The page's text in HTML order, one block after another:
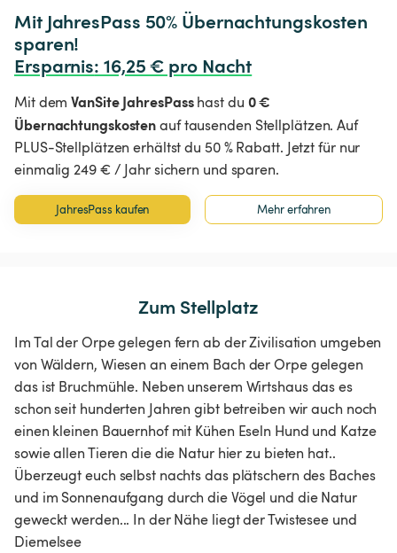
Mit JahresPass 50% Übernachtungskosten
Ersparnis: 16,25 € pro Nacht
Mit demVanSite JahresPasshast du 0 €
Übernachtungskostenauf tausenden Stellplätzen. Auf
PLUS-Stellplätzen erhältst du 50 % Rabatt. Jetzt für nur
einmalig 249 € / Jahr sichern und sparen.
JahresPass kaufen Mehr erfahren
Zum Stellplatz
Im Tal der Orpe gelegen fern ab der Zivilisation umgeben
von Wäldern, Wiesen an einem Bach der Orpe gelegen
das ist Bruchmühle. Neben unserem Wirtshaus das es
schon seit hunderten Jahren gibt betreiben wir auch noch
einen kleinen Bauernhof mit Kühen Eseln Hund und Katze
sowie allen Tieren die die Natur hier zu bieten hat..
Überzeugt euch selbst nachts das plätschern des Baches
und im Sonnenaufgang durch die Vögel und die Natur
geweckt werden... In der Nähe liegt der Twistesee und
Diemelsee